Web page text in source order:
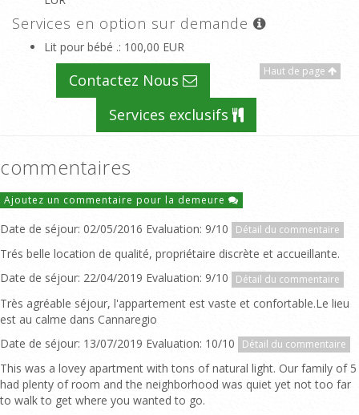
Services en option sur demande
Lit pour bébé .: 100,00 EUR
Haut de page
Contactez Nous
Services exclusifs
commentaires
Ajoutez un commentaire pour la demeure
Date de séjour: 02/05/2016 Evaluation: 9/10 Détail du commentaire
Trés belle location de qualité, propriétaire discrète et accueillante.
Date de séjour: 22/04/2019 Evaluation: 9/10
Détail du commentaire
Très agréable séjour, l'appartement est vaste et confortable.Le lieu
est au calme dans Cannaregio
Date de séjour: 13/07/2019 Evaluation: 10/10
Détail du commentaire
This was a lovey apartment with tons of natural light. Our family of 5
had plenty of room and the neighborhood was quiet yet not too far
to walk to get where you wanted to go.